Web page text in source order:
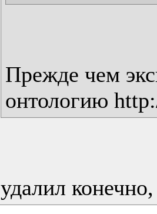
Прежде чем
онтологию
удалил